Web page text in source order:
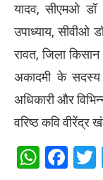
यादव, सीएमओ डॉ
उपाध्याय, सीवीओ
रावत, जिला
अकादमी के सदस्य
अधिकारी और
वरिष्ठ कवि वीरेंद्र